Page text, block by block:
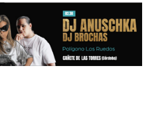
Noticias